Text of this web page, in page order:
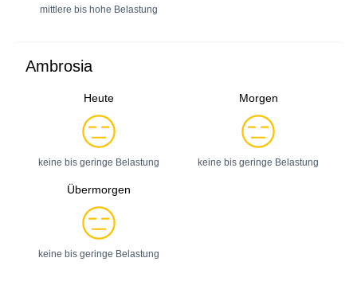
mittlere bis hohe Belastung
Ambrosia
Heute
keine bis geringe Belastung
Morgen
keine bis geringe Belastung
Übermorgen
keine bis geringe Belastung